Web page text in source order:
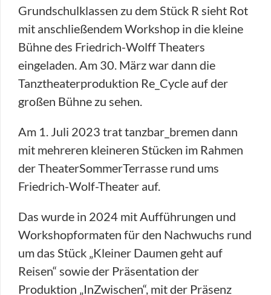
Grundschulklassen zu dem Stück R sieht Rot
mit anschließendem Workshop in die kleine
Bühne des Friedrich-Wolff Theaters
eingeladen. Am 30. März war dann die
Tanztheaterproduktion Re_Cycle auf der
großen Bühne zu sehen.
Am 1. Juli 2023 trat tanzbar_bremen dann
mit mehreren kleineren Stücken im Rahmen
der TheaterSommerTerrasse rund ums
Friedrich-Wolf-Theater auf.
Das wurde in 2024 mit Aufführungen und
Workshopformaten für den Nachwuchs rund
um das Stück „Kleiner Daumen geht auf
Reisen“ sowie der Präsentation der
Produktion „InZwischen“, mit der Präsenz